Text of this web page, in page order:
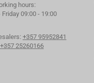
hours:
09:00 - 19:00
+357 95952841
+357 25260166